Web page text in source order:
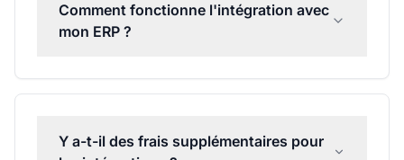
Comment fonctionne l'intégration avec
mon ERP ?
Y a-t-il des frais supplémentaires pour